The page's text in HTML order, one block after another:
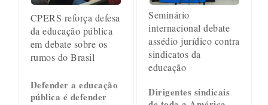
CPERS reforça defesa
da educação pública
em debate sobre os
rumos do Brasil
Defender a educação
pública é defender
Seminário
internacional debate
assédio jurídico contra
sindicatos da
educação
Dirigentes sindicais